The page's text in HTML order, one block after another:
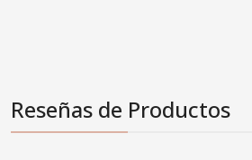
Reseñas de Productos